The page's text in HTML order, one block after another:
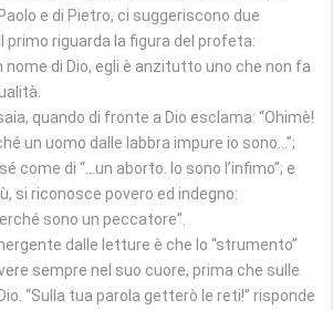
e di Pietro, ci suggeriscono due
primo riguarda la figura del profeta:
nome di Dio, egli è anzitutto uno che non fa
quando di fronte a Dio esclama: “Ohimè!
un uomo dalle labbra impure io sono…”;
come di “…un aborto. Io sono l’infimo”; e
si riconosce povero ed indegno:
sono un peccatore”.
dalle letture è che lo “strumento”
sempre nel suo cuore, prima che sulle
“Sulla tua parola getterò le reti!” risponde